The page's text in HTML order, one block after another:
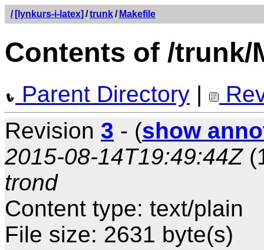
/ [lynkurs-i-latex] /trunk/ Makefile
Contents of /trunk/
Parent Directory |
Revision 3 - (show
2015-08-14T19:49:44Z
trond
Content type: text/plain
File size: 2631 byte(s)